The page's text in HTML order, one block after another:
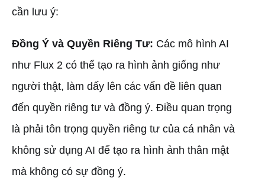
cần lưu ý:
Đồng Ý và Quyền Riêng Tư: Các mô hình AI
như Flux 2 có thể tạo ra hình ảnh giống như
người thật, làm dấy lên các vấn đề liên quan
đến quyền riêng tư và đồng ý. Điều quan trọng
là phải tôn trọng quyền riêng tư của cá nhân và
không sử dụng AI để tạo ra hình ảnh thân mật
mà không có sự đồng ý.